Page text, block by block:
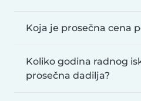
Koja je prosečna cena
Koliko godina radnog
prosečna dadilja?